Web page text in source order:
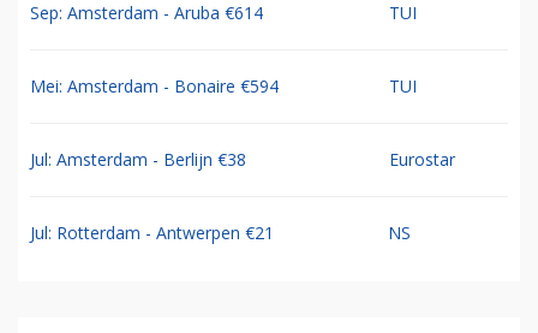
Sep: Amsterdam - Aruba €614 TUI
Mei: Amsterdam - Bonaire €594 TUI
Jul: Amsterdam - Berlijn €38 Eurostar
Jul: Rotterdam - Antwerpen €21 NS